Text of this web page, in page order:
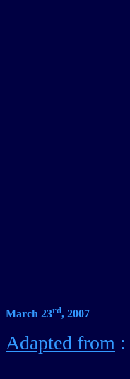
March 23rd, 2007
Adapted from :